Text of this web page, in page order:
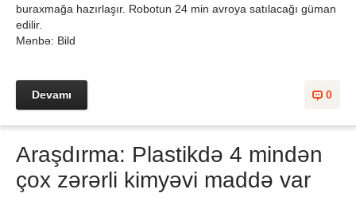
buraxmağa hazırlaşır. Robotun 24 min avroya satılacağı güman
edilir.
Mənbə: Bild
0
Devamı
Araşdırma: Plastikdə 4 mindən
çox zərərli kimyəvi maddə var